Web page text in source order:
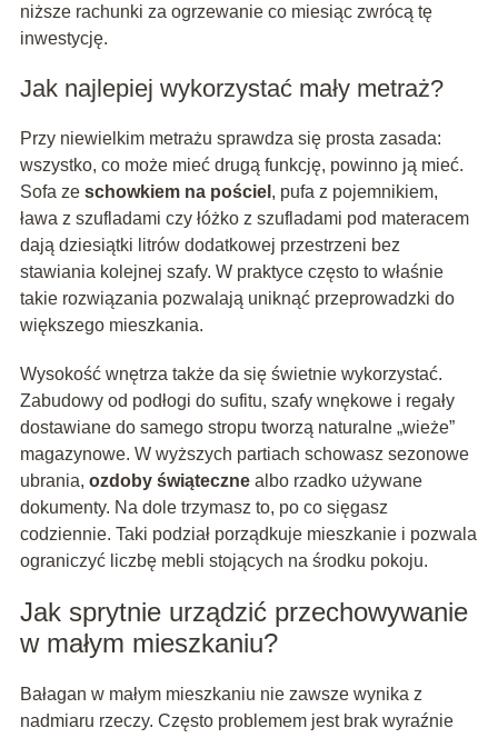
niższe rachunki za ogrzewanie co miesiąc zwrócą tę
inwestycję.
Jak najlepiej wykorzystać mały metraż?
Przy niewielkim metrażu sprawdza się prosta zasada:
wszystko, co może mieć drugą funkcję, powinno ją mieć.
Sofa ze schowkiem na pościel , pufa z pojemnikiem,
ława z szufladami czy łóżko z szufladami pod materacem
dają dziesiątki litrów dodatkowej przestrzeni bez
stawiania kolejnej szafy. W praktyce często to właśnie
takie rozwiązania pozwalają uniknąć przeprowadzki do
większego mieszkania.
Wysokość wnętrza także da się świetnie wykorzystać.
Zabudowy od podłogi do sufitu, szafy wnękowe i regały
dostawiane do samego stropu tworzą naturalne „wieże”
magazynowe. W wyższych partiach schowasz sezonowe
ubrania, ozdoby świątecznealbo rzadko używane
dokumenty. Na dole trzymasz to, po co sięgasz
codziennie. Taki podział porządkuje mieszkanie i pozwala
ograniczyć liczbę mebli stojących na środku pokoju.
Jak sprytnie urządzić przechowywanie
w małym mieszkaniu?
Bałagan w małym mieszkaniu nie zawsze wynika z
nadmiaru rzeczy. Często problemem jest brak wyraźnie